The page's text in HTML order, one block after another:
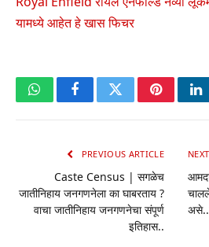
यामध्ये आहेत हे खास फिचर
WhatsAppFacebookTwitterPinterest
PREVIOUS ARTICLE
Caste Census | सगळेच
जातीनिहाय जनगणनेला का घाबरताय ?
वाचा जातीनिहाय जनगणनेचा संपूर्ण
इतिहास..